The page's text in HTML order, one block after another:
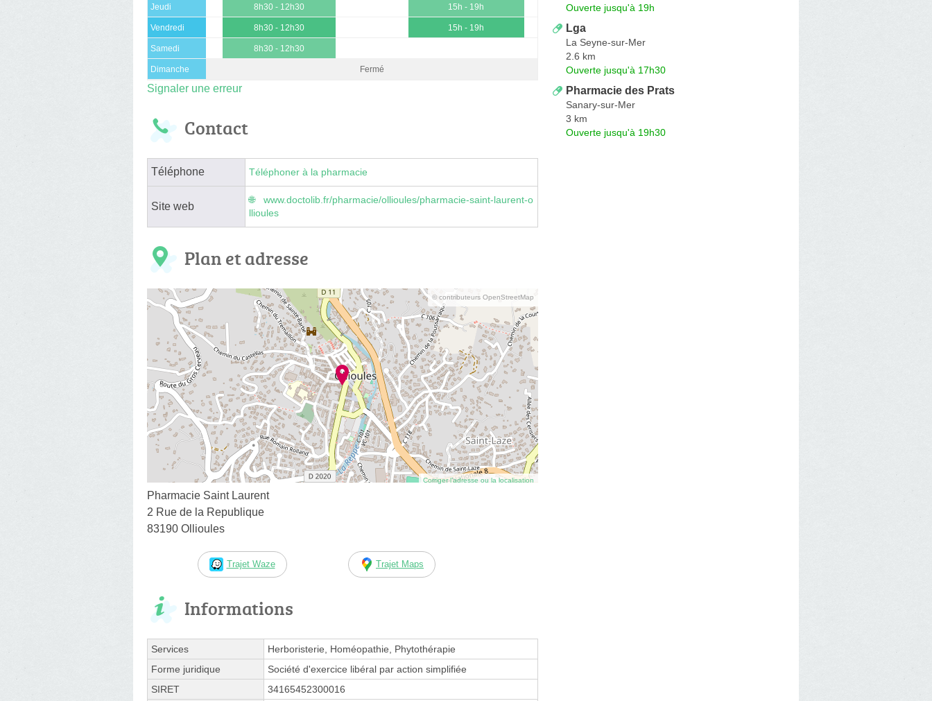
Jeudi 8h30 - 12h30 15h - 19h
Vendredi 8h30 - 12h30 15h - 19h
Samedi 8h30 - 12h30
Dimanche Fermé
Signaler une erreur
Contact
Téléphone Téléphoner à la pharmacie
Site web
www.doctolib.fr/pharmacie/ollioules/pharmacie-saint-laurent-o
llioules
Plan et adresse
© contributeurs OpenStreetMap
Corriger l’adresse ou la localisation
Pharmacie Saint Laurent
2 Rue de la Republique
83190 Ollioules
Trajet Waze Trajet Maps
Informations
Services
Herboristerie, Homéopathie, Phytothérapie
Forme juridique
Société d'exercice libéral par action simplifiée
SIRET
34165452300016
Ouverte jusqu'à 19h
Lga
La Seyne-sur-Mer
2.6 km
Ouverte jusqu'à 17h30
Pharmacie des Prats
Sanary-sur-Mer
3 km
Ouverte jusqu'à 19h30